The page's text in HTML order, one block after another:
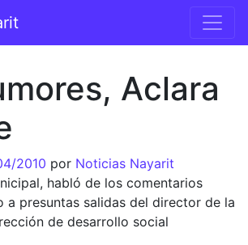
principal
Aclara
2010 por Noticias Nayarit
habló de los comentarios
a presuntas salidas del director de la
de desarrollo social